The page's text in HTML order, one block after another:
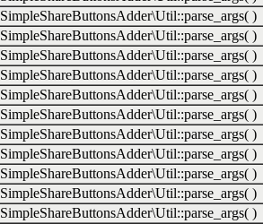
SimpleShareButtonsAdder\Util::parse_args( )
SimpleShareButtonsAdder\Util::parse_args( )
SimpleShareButtonsAdder\Util::parse_args( )
SimpleShareButtonsAdder\Util::parse_args( )
SimpleShareButtonsAdder\Util::parse_args( )
SimpleShareButtonsAdder\Util::parse_args( )
SimpleShareButtonsAdder\Util::parse_args( )
SimpleShareButtonsAdder\Util::parse_args( )
SimpleShareButtonsAdder\Util::parse_args( )
SimpleShareButtonsAdder\Util::parse_args( )
SimpleShareButtonsAdder\Util::parse_args( )